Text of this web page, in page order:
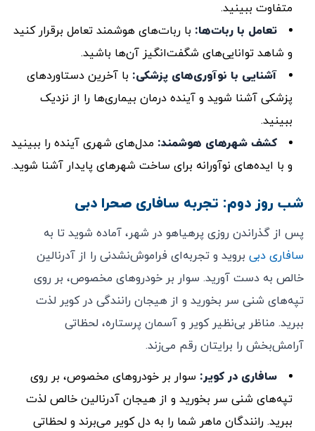
متفاوت ببینید.
تعامل با ربات‌ها: با ربات‌های هوشمند تعامل برقرار کنید
و شاهد توانایی‌های شگفت‌انگیز آن‌ها باشید.
آشنایی با نوآوری‌های پزشکی: با آخرین دستاوردهای
پزشکی آشنا شوید و آینده درمان بیماری‌ها را از نزدیک
ببینید.
کشف شهرهای هوشمند: مدل‌های شهری آینده را ببینید
و با ایده‌های نوآورانه برای ساخت شهرهای پایدار آشنا شوید.
شب روز دوم: تجربه سافاری صحرا دبی
پس از گذراندن روزی پرهیاهو در شهر، آماده شوید تا به
سافاری دبی بروید و تجربه‌ای فراموش‌نشدنی را از آدرنالین
خالص به دست آورید. سوار بر خودروهای مخصوص، بر روی
تپه‌های شنی سر بخورید و از هیجان رانندگی در کویر لذت
ببرید. مناظر بی‌نظیر کویر و آسمان پرستاره، لحظاتی
آرامش‌بخش را برایتان رقم می‌زند.
سافاری در کویر: سوار بر خودروهای مخصوص، بر روی
تپه‌های شنی سر بخورید و از هیجان آدرنالین خالص لذت
ببرید. رانندگان ماهر شما را به دل کویر می‌برند و لحظاتی